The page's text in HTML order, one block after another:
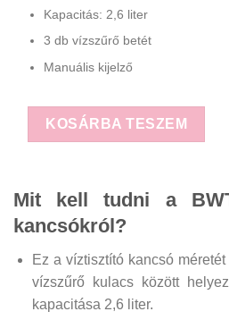
Kapacitás: 2,6 liter
3 db vízszűrő betét
Manuális kijelző
KOSÁRBA TESZEM
Mit kell tudni a
kancsókról?
Ez a víztisztító kancsó
vízszűrő kulacs között
kapacitása 2,6 liter.